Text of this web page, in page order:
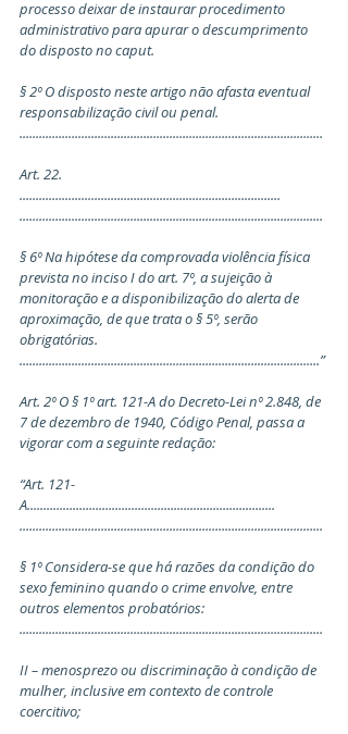
processo deixar de instaurar procedimento
administrativo para apurar o descumprimento
do disposto no caput.
§ 2º O disposto neste artigo não afasta eventual
responsabilização civil ou penal.
.............................................................................................
Art. 22.
................................................................................
.............................................................................................
§ 6º Na hipótese da comprovada violência física
prevista no inciso I do art. 7º, a sujeição à
monitoração e a disponibilização do alerta de
aproximação, de que trata o § 5º, serão
obrigatórias.
............................................................................................”
Art. 2º O § 1º art. 121-A do Decreto-Lei nº 2.848, de
7 de dezembro de 1940, Código Penal, passa a
vigorar com a seguinte redação:
“Art. 121-
A............................................................................
.............................................................................................
§ 1º Considera-se que há razões da condição do
sexo feminino quando o crime envolve, entre
outros elementos probatórios:
.............................................................................................
II – menosprezo ou discriminação à condição de
mulher, inclusive em contexto de controle
coercitivo;